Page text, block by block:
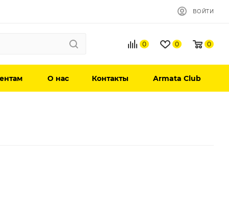
ВОЙТИ
0 0 0
О нас Контакты Armata Club